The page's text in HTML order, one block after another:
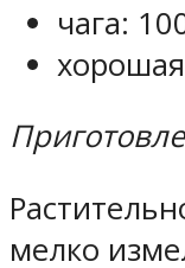
чага:
мелко